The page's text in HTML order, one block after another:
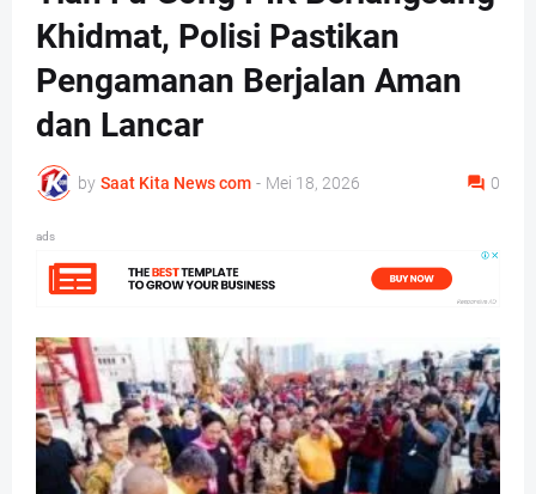
Khidmat, Polisi Pastikan
Pengamanan Berjalan Aman
dan Lancar
by Saat Kita News com - Mei 18, 2026 0
ads